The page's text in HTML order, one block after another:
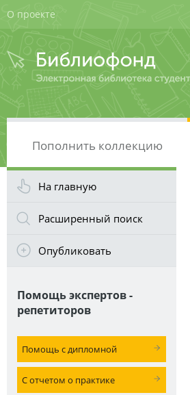
О проекте
Пополнить коллекцию
На главную
Расширенный поиск
Опубликовать
Помощь экспертов -
репетиторов
Помощь с дипломной
С отчетом о практике